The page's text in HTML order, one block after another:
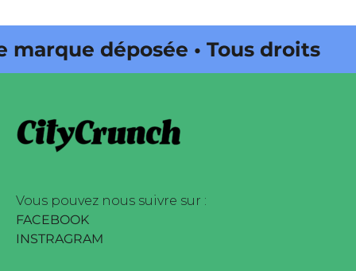
déposée • Tous droits
déposée • Tous droits
par Buena Onda Web •
Vous pouvez nous suivre sur :
FACEBOOK
INSTRAGRAM